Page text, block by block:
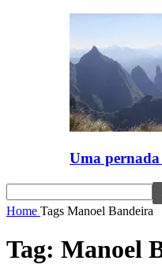
Uma
Home Tags Manoel Bandeira
Tag: Manoel